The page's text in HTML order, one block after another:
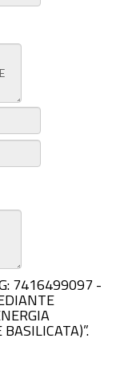
7416499097 -